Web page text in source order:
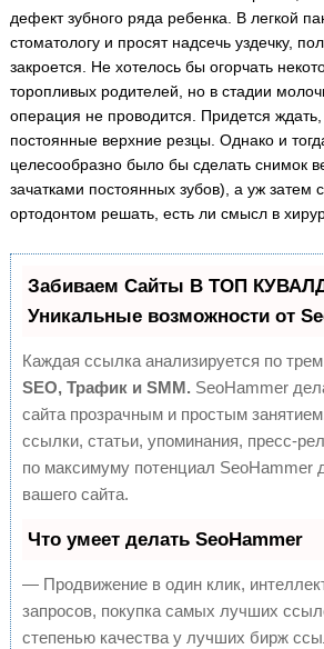
дефект зубного ряда ребенка. В легкой
стоматологу и просят надсечь уздечку,
закроется. Не хотелось бы огорчать
торопливых родителей, но в стадии
операция не проводится. Придется
постоянные верхние резцы. Однако и
целесообразно было бы сделать снимок
зачатками постоянных зубов), а уж затем
ортодонтом решать, есть ли смысл в
Забиваем Сайты В ТОП
Уникальные возможности от
Каждая ссылка анализируется по
SEO, Трафик и SMM. SeoHammer
сайта прозрачным и простым
ссылки, статьи, упоминания, пресс-
по максимуму потенциал SeoHammer
вашего сайта.
Что умеет делать SeoHammer
— Продвижение в один клик,
запросов, покупка самых лучших
степенью качества у лучших бирж